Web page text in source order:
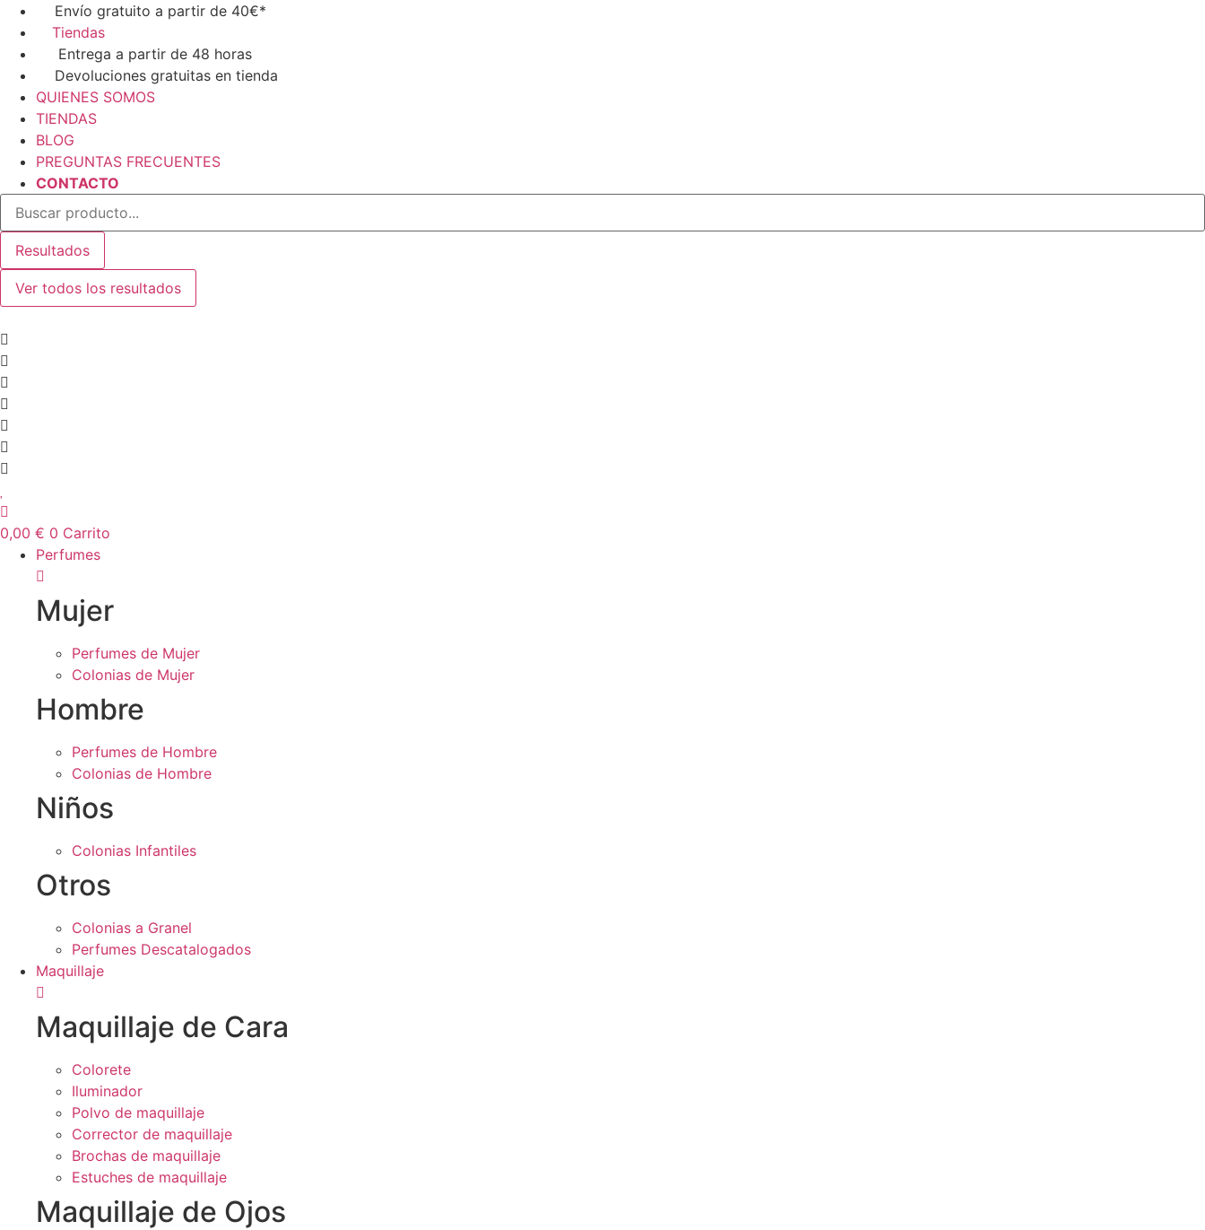
contenido
Envío gratuito a partir de 40€*
Tiendas
Entrega a partir de 48 horas
Devoluciones gratuitas en tienda
QUIENES SOMOS
TIENDAS
BLOG
PREGUNTAS FRECUENTES
CONTACTO
Search
Resultados
Ver todos los resultados
0,00 € 0 Carrito
Perfumes
Mujer
Perfumes de Mujer
Colonias de Mujer
Hombre
Perfumes de Hombre
Colonias de Hombre
Niños
Colonias Infantiles
Otros
Colonias a Granel
Perfumes Descatalogados
Maquillaje
Maquillaje de Cara
Colorete
Iluminador
Polvo de maquillaje
Corrector de maquillaje
Brochas de maquillaje
Estuches de maquillaje
Maquillaje de Ojos